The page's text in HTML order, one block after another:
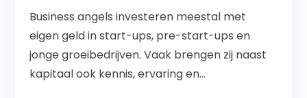
Business angels investeren meestal met
eigen geld in start-ups, pre-start-ups en
jonge groeibedrijven. Vaak brengen zij naast
kapitaal ook kennis, ervaring en...